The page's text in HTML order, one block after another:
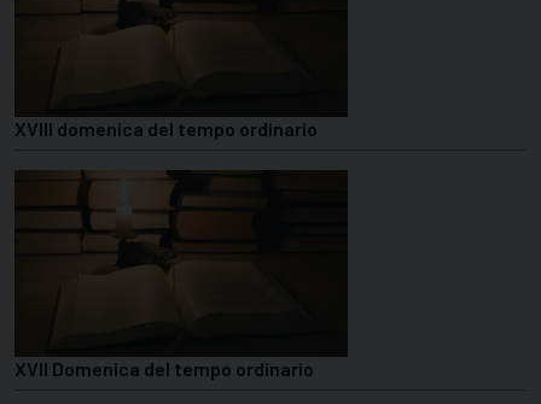
XVIII domenica del tempo ordinario
XVII Domenica del tempo ordinario